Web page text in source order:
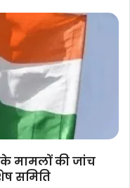
मामलों की जांच
समिति